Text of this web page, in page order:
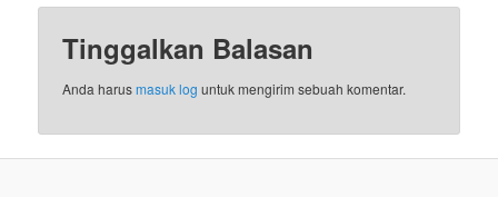
Tinggalkan Balasan
Anda harusmasuk log untuk mengirim sebuah komentar.